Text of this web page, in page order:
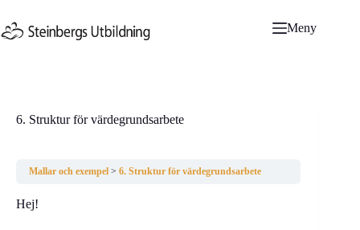
till
innehåll
Meny
6. Struktur för värdegrundsarbete
Mallar och exempel 6. Struktur för värdegrundsarbete
Hej!